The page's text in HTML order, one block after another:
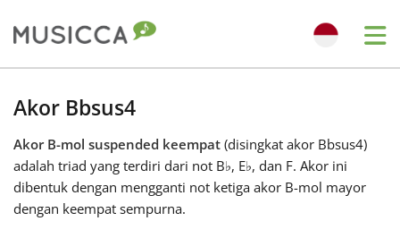
Български
Dansk
Akor Bbsus4
Akor B-mol suspended keempat (disingkat akor Bbsus4)
adalah triad yang terdiri dari not B♭, E♭, dan F. Akor ini
dibentuk dengan mengganti not ketiga akor B-mol mayor
dengan keempat sempurna.